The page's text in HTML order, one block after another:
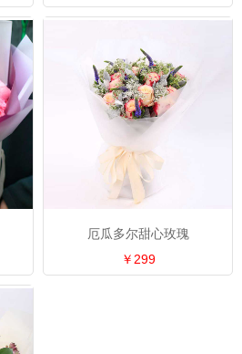
厄瓜多尔甜心玫瑰
￥299